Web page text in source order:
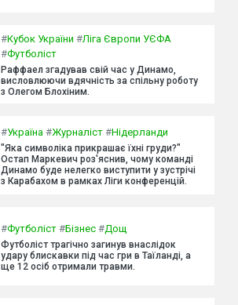
#Кубок України #Ліга Європи УЄФА
#Футболіст
Раффаел згадував свій час у Динамо,
висловлюючи вдячність за спільну роботу
з Олегом Блохіним.
#Україна #Журналіст #Нідерланди
"Яка символіка прикрашає їхні груди?"
Остап Маркевич роз'яснив, чому команді
Динамо буде нелегко виступити у зустрічі
з Карабахом в рамках Ліги конференцій.
#Футболіст #Бізнес #Дощ
Футболіст трагічно загинув внаслідок
удару блискавки під час гри в Таїланді, а
ще 12 осіб отримали травми.